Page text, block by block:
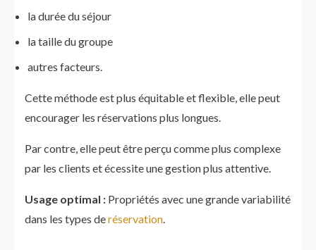
la durée du séjour
la taille du groupe
autres facteurs.
Cette méthode est plus équitable et flexible, elle peut
encourager les réservations plus longues.
Par contre, elle peut être perçu comme plus complexe
par les clients et écessite une gestion plus attentive.
Usage optimal : Propriétés avec une grande variabilité
dans les types deréservation.